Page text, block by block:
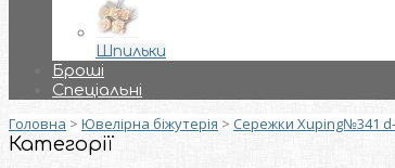
Шпильки
Броші
Спеціальні
Головна > Ювелірна біжутерія > Сережки Xuping№341 d-
Категорії